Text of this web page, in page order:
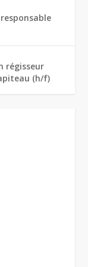
régisseur
(h/f)